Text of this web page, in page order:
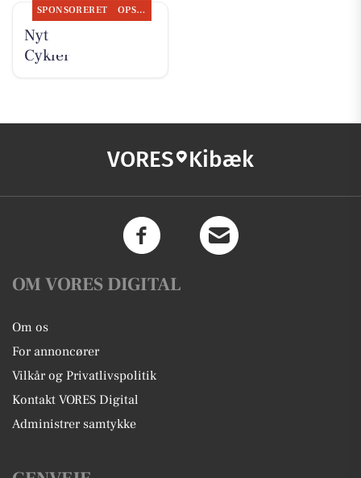
SPONSORERET OPSLAGSTAVLEN
Nyt fra Per P.
Cykler
VORES Kibæk
OM VORES DIGITAL
Om os
For annoncører
Vilkår og Privatlivspolitik
Kontakt VORES Digital
Administrer samtykke